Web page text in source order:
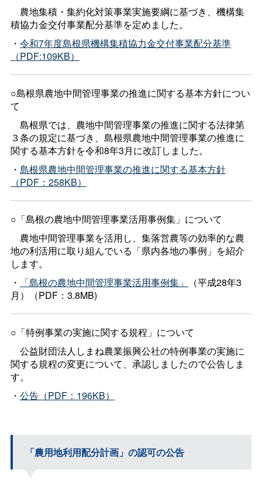
農地集積・集約化対策事業実施要綱に基づき、機構集
積協力金交付事業配分基準を定めました。
・ 令和7年度島根県機構集積協力金交付事業配分基準
（PDF:109KB）
○島根県農地中間管理事業の推進に関する基本方針につい
て
島根県では、農地中間管理事業の推進に関する法律第
３条の規定に基づき、島根県農地中間管理事業の推進に
関する基本方針を令和8年3月に改訂しました。
・ 島根県農地中間管理事業の推進に関する基本方針
（PDF：258KB）
○「島根の農地中間管理事業活用事例集」について
農地中間管理事業を活用し、集落営農等の効率的な農
地の利活用に取り組んでいる「県内各地の事例」を紹介
します。
・
「島根の農地中間管理事業活用事例集」
（平成28年3
月）（PDF：3.8MB)
○「特例事業の実施に関する規程」について
公益財団法人しまね農業振興公社の特例事業の実施に
関する規程の変更について、承認しましたので公告しま
す。
・ 公告（PDF：196KB）
「農用地利用配分計画」の認可の公告